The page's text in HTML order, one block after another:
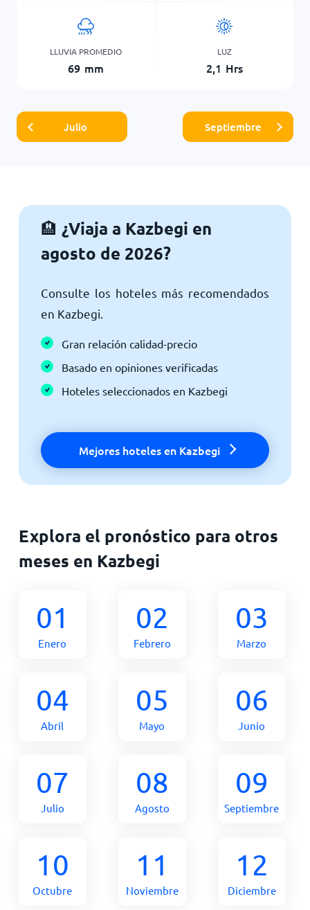
LLUVIA PROMEDIO
69 mm
LUZ
2,1 Hrs
Julio Septiembre
🏨 ¿Viaja a Kazbegi en
agosto de 2026?
Consulte los hoteles más recomendados
en Kazbegi.
Gran relación calidad-precio
Basado en opiniones verificadas
Hoteles seleccionados en Kazbegi
Mejores hoteles en Kazbegi
Explora el pronóstico para otros
meses en Kazbegi
01
Enero
02
Febrero
03
Marzo
04
Abril
05
Mayo
06
Junio
07
Julio
08
Agosto
09
Septiembre
10
Octubre
11
Noviembre
12
Diciembre